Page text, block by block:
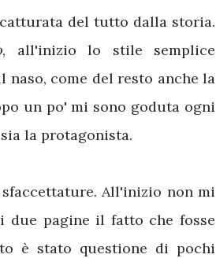
del tutto dalla storia.
, all'inizio lo stile semplice
come del resto anche la
un po' mi sono goduta ogni
la protagonista.
All'inizio non mi
due pagine il fatto che fosse
è stato questione di pochi